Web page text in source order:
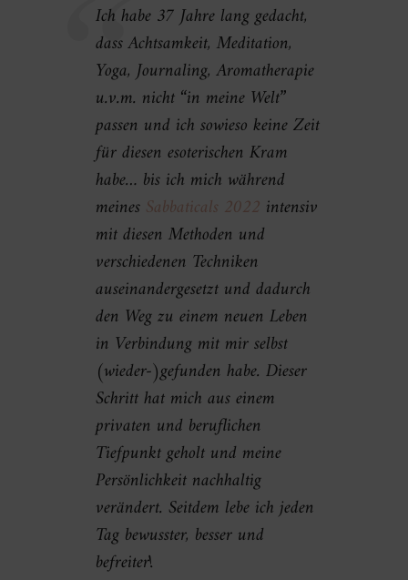
Ich habe 37 Jahre lang gedacht,
dass Achtsamkeit, Meditation,
Yoga, Journaling, Aromatherapie
u.v.m. nicht “in meine Welt”
passen und ich sowieso keine Zeit
für diesen esoterischen Kram
habe… bis ich mich während
meines Sabbaticals 2022 intensiv
mit diesen Methoden und
verschiedenen Techniken
auseinandergesetzt und dadurch
den Weg zu einem neuen Leben
in Verbindung mit mir selbst
(wieder-)gefunden habe. Dieser
Schritt hat mich aus einem
privaten und beruflichen
Tiefpunkt geholt und meine
Persönlichkeit nachhaltig
verändert. Seitdem lebe ich jeden
Tag bewusster, besser und
befreiter!